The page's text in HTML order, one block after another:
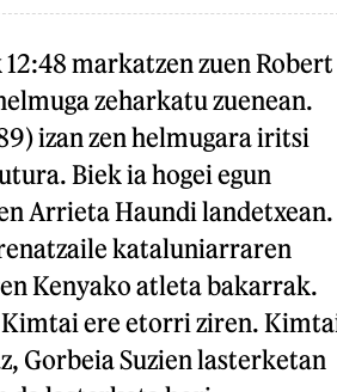
markatzen zuen Robert
zeharkatu zuenean.
izan zen helmugara iritsi
Biek ia hogei egun
Arrieta Haundi landetxean.
kataluniarraren
Kenyako atleta bakarrak.
Kimtai ere etorri ziren.
Gorbeia Suzien lasterketan